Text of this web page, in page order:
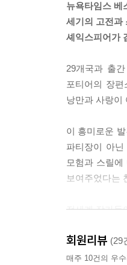
뉴욕타임스 베
세기의 고전과
셰익스피어가
29개국과 출
포티어의 장
낭만과 사랑이
이 흥미로운
파티장이 아
모험과 스릴
보여주었다는
전세계 작가들
포티어의 이
불어넣었다’,
회원리뷰 (29
매주 10건의 우